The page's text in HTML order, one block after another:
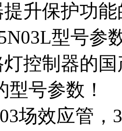
升保护功
型号参
控制器的
型号参数！
场效应管